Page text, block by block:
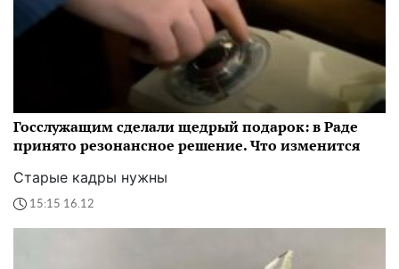
Госслужащим сделали щедрый подарок: в Раде
принято резонансное решение. Что изменится
Старые кадры нужны
15:15 16.12